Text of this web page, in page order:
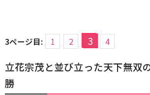
3ページ目: 1 2 3 4
立花宗茂と並び立った天下無双
勝